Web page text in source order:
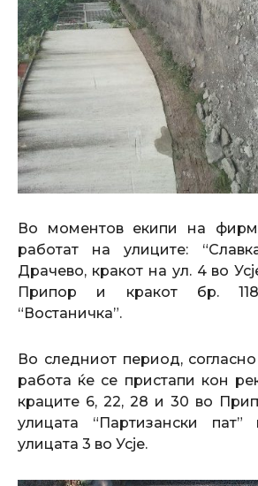
Во моментов екипи на
работат на улиците:
Драчево, кракот на ул. 4 во
Припор и кракот бр.
“Востаничка”.
Во следниот период,
работа ќе се пристапи кон
краците 6, 22, 28 и 30 во
улицата “Партизански
улицата 3 во Усје.